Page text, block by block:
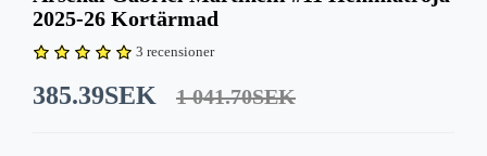
2025-26 Kortärmad
3 recensioner
385.39SEK 1 041.70SEK